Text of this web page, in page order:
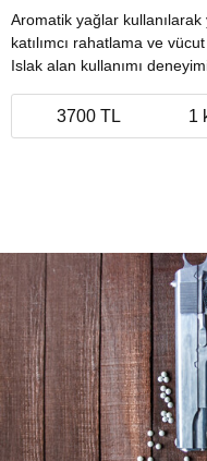
Aromatik yağlar kullanılarak
katılımcı rahatlama ve
Islak alan kullanımı
3700 TL 1